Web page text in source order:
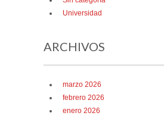
Universidad
ARCHIVOS
marzo 2026
febrero 2026
enero 2026